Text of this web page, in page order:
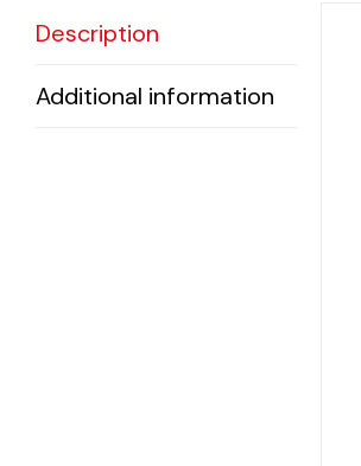
Description
Additional information